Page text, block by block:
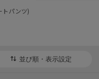
トパンツ)
並び順・表示設定